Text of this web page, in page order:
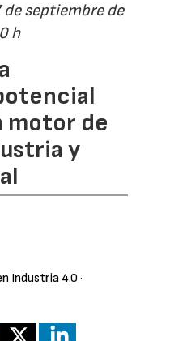
de septiembre de
h
motor de
y
Industria 4.0 ·